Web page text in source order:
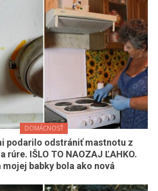
DOMÁCNOSŤ
podarilo odstrániť mastnotu z
rúre. IŠLO TO NAOZAJ ĽAHKO.
mojej babky bola ako nová